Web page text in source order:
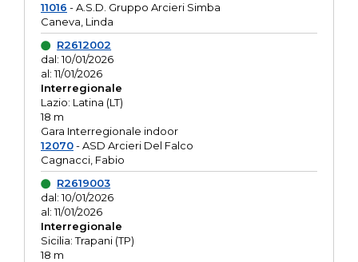
11016 - A.S.D. Gruppo Arcieri Simba
Caneva, Linda
R2612002
dal: 10/01/2026
al: 11/01/2026
Interregionale
Lazio: Latina (LT)
18 m
Gara Interregionale indoor
12070- ASD Arcieri Del Falco
Cagnacci, Fabio
R2619003
dal: 10/01/2026
al: 11/01/2026
Interregionale
Sicilia: Trapani (TP)
18 m